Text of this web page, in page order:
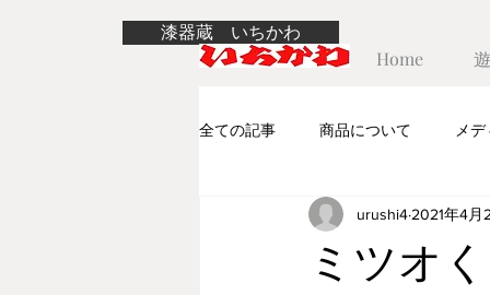
Home
全ての記事 商品について メ
ミツオ
urushi4 2021年4月
漆器蔵 いちかわ